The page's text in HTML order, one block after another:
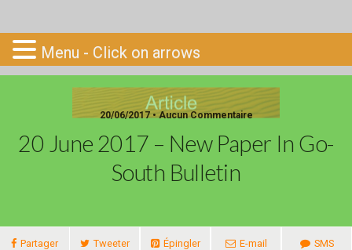
Go-South
20/06/2017 • Aucun Commentaire
20 June 2017 – New Paper In Go-
South Bulletin
Partager Tweeter Épingler E-mail SMS
Menu - Click on arrows